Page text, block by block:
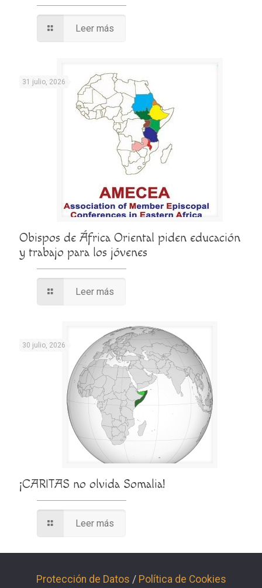
Leer más
31 julio, 2026
Obispos de África Oriental piden educación
y trabajo para los jóvenes
Leer más
30 julio, 2026
¡CARITAS no olvida Somalia!
Leer más
Protección de Datos / Política de Cookies